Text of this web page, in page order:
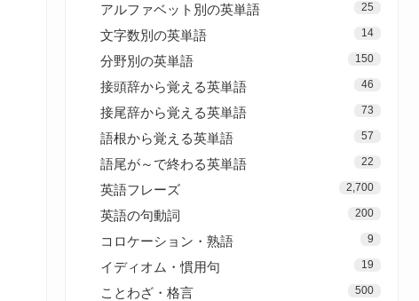
アルファベット別の英単語 25
文字数別の英単語 14
分野別の英単語 150
接頭辞から覚える英単語 46
接尾辞から覚える英単語 73
語根から覚える英単語 57
語尾が～で終わる英単語 22
英語フレーズ 2,700
英語の句動詞 200
コロケーション・熟語 9
イディオム・慣用句 19
ことわざ・格言 500